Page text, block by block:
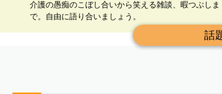
介護の愚痴のこぼし合いから笑える雑談、暇つぶしま
で。自由に語り合いましょう。
話